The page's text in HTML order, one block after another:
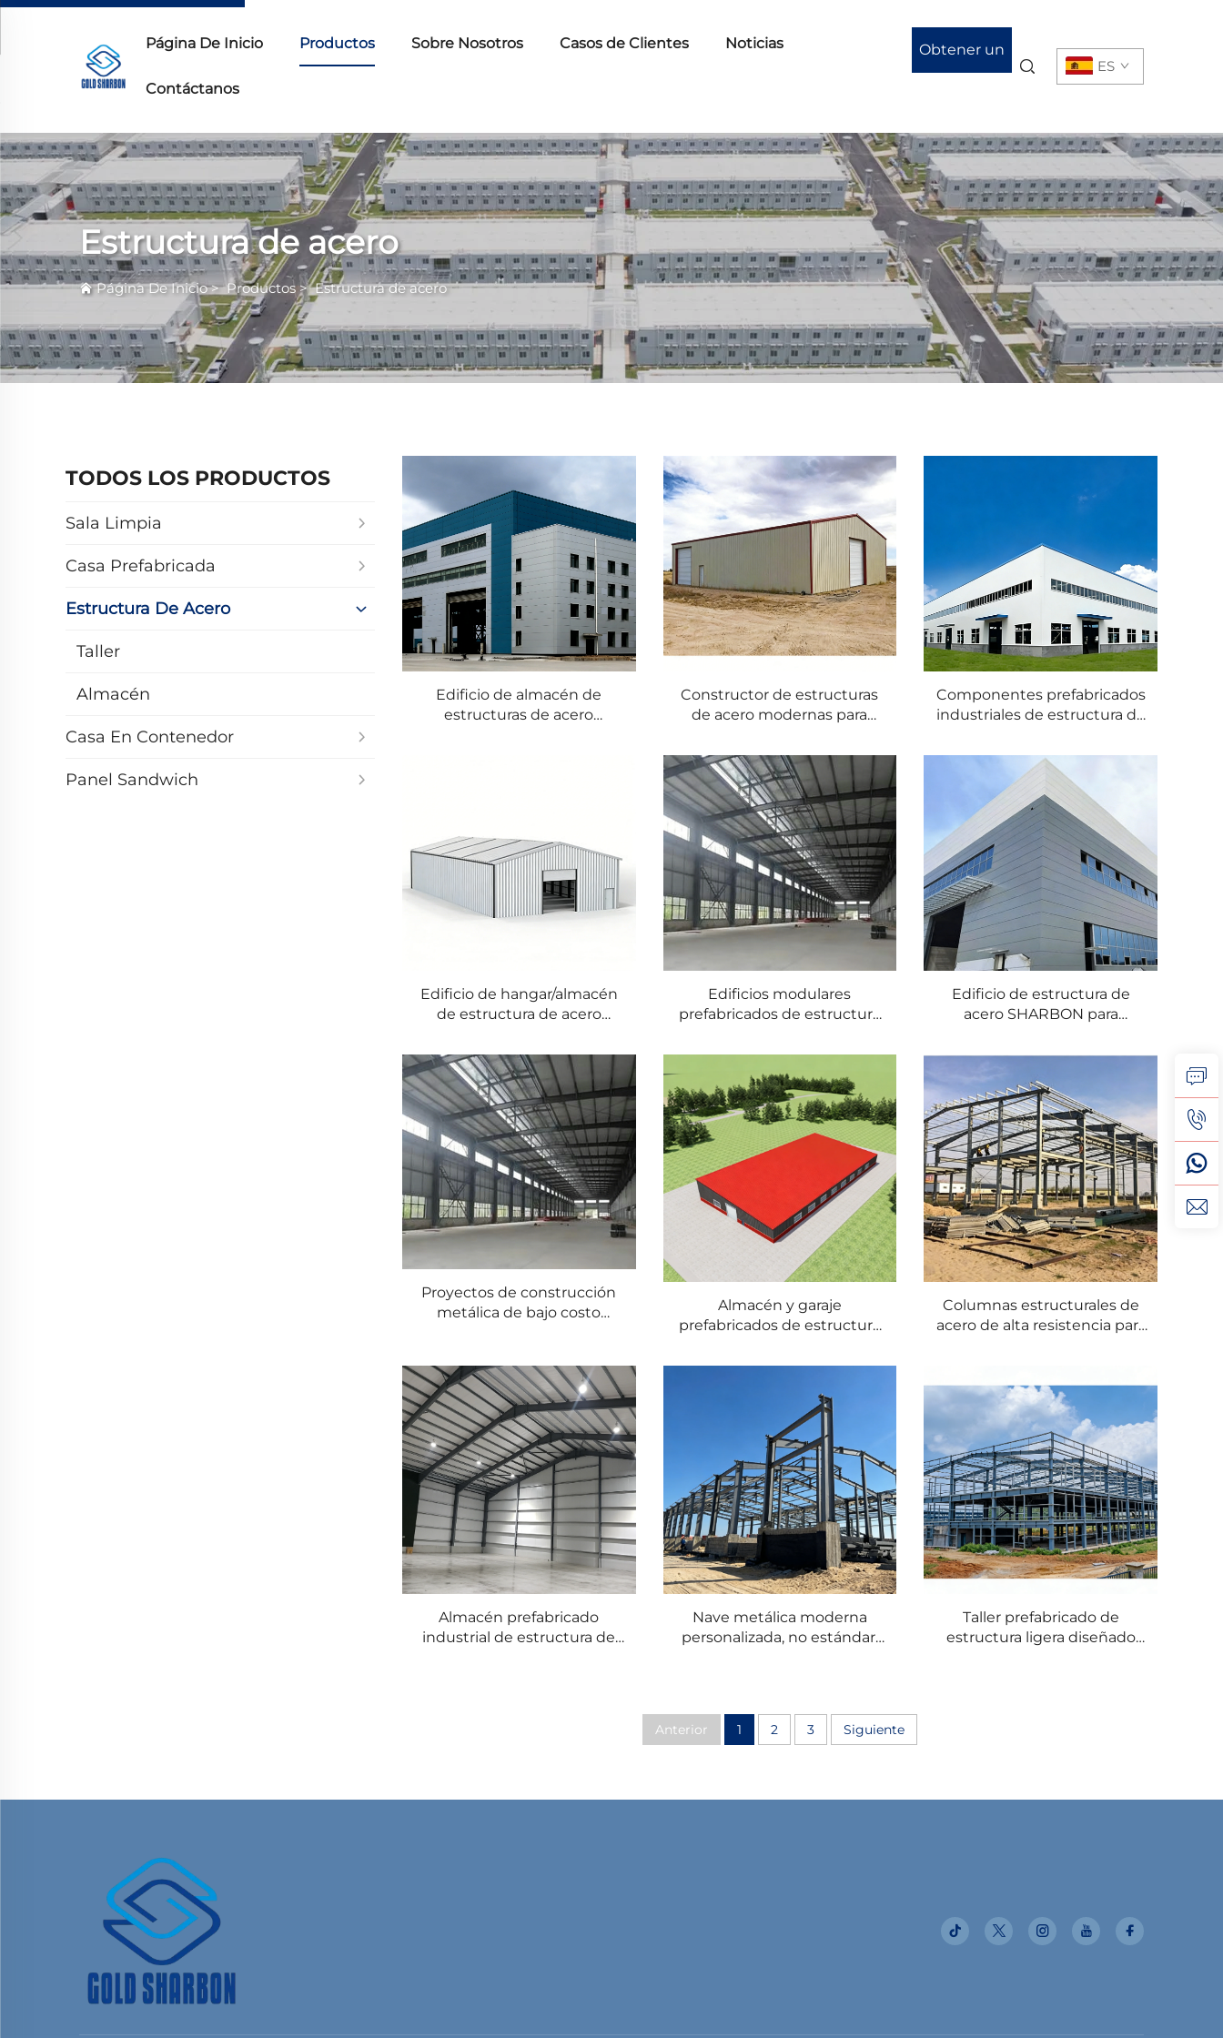
Página De Inicio Productos Sobre Nosotros Casos de Clientes Noticias
Contáctanos
Obtener un
ES
Estructura de acero
Página De Inicio>Productos>Estructura de acero
TODOS LOS PRODUCTOS
Sala Limpia
Casa Prefabricada
Estructura De Acero
Taller
Almacén
Casa En Contenedor
Panel Sandwich
Edificio de almacén de
estructuras de acero
Constructor de estructuras
de acero modernas para
talleres, escuelas y
hospitales — Contratistas
SHARBON
Componentes prefabricados
industriales de estructura de
con estructura de acero,
almacenes, construcción en
acero, edificios de gran altura
Edificio de hangar/almacén
de estructura de acero
para uso comercial, con
garantía de 1 año y diseño
moderno
Edificios modulares
prefabricados de estructura
en almacenes, talleres y
oficinas — acero galvanizado
de calibre ligero, garantía de
1 año
Edificio de estructura de
acero SHARBON para
almacenes prefabricados,
garantía de 1 año
Proyectos de construcción
metálica de bajo costo
Edificio prefabricado de
estructura de acero de gran
luz 1
Almacén y garaje
prefabricados de estructura
SHARBON con diseño
Columnas estructurales de
acero de alta resistencia para
de estructura de acero por
tonelada
Almacén prefabricado
industrial de estructura de
Nave metálica moderna
personalizada, no estándar,
recubrimiento superficial y
tratamiento de superficie de
Taller prefabricado de
estructura ligera diseñado
Anterior 1 2 3 Siguiente